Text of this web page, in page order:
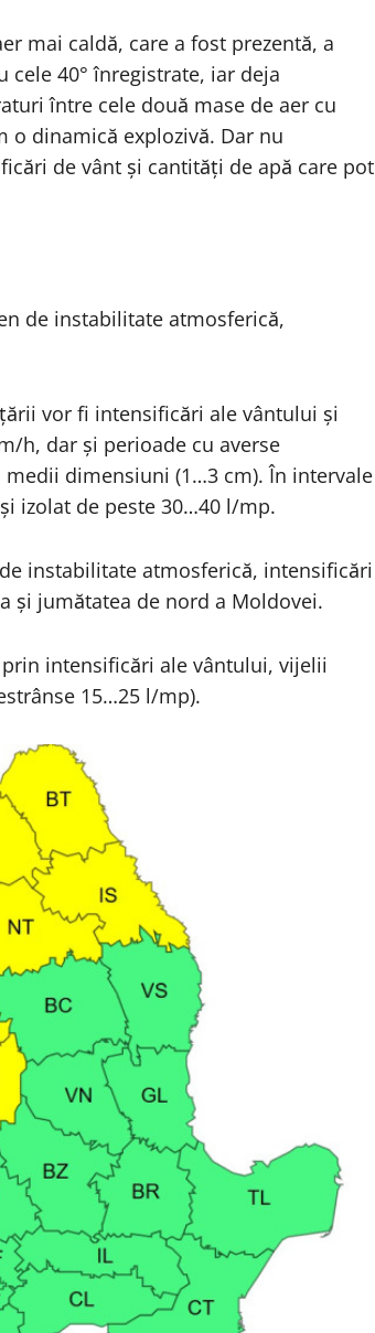
mai caldă, care a fost prezentă, a
40° înregistrate, iar deja
între cele două mase de aer cu
o dinamică explozivă. Dar nu
de vânt și cantități de apă care pot
de instabilitate atmosferică,
vor fi intensificări ale vântului și
h, dar și perioade cu averse
dimensiuni (1…3 cm). În intervale
izolat de peste 30…40 l/mp.
instabilitate atmosferică, intensificări
și jumătatea de nord a Moldovei.
intensificări ale vântului, vijelii
15…25 l/mp).